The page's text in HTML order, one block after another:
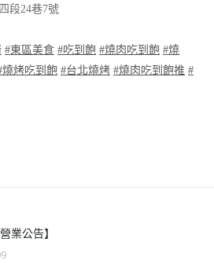
段24巷7號
#東區美食 #吃到飽 #燒肉吃到飽 #燒
燒烤吃到飽 #台北燒烤 #燒肉吃到飽推 #
業公告】